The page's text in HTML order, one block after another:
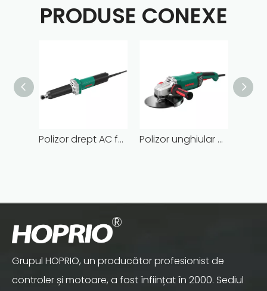
PRODUSE CONEXE
Polizor drept AC fără perii cu fir de înaltă eficiență, 1050 W, poliță de creion, pentru lustruire Polizor unghiular Hoprio/OEM AC fără perii 230mm 9″ Polizor unghiular cu fir de calitate industrială
Grupul HOPRIO, un producător profesionist de
controler și motoare, a fost înființat în 2000. Sediul